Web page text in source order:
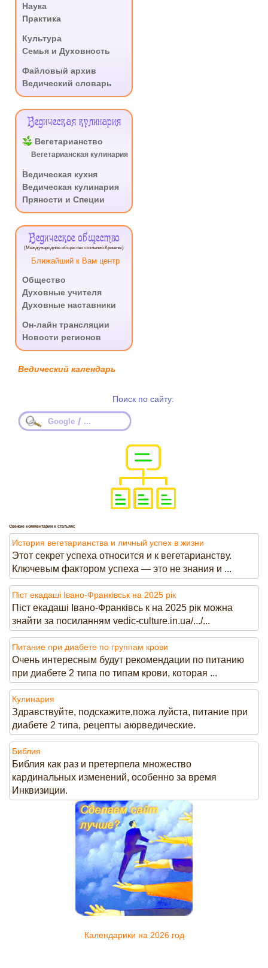
Наука
Практика
Культура
Семья и Духовность
Файловый архив
Ведический словарь
Ведическая кулинария
Вегетарианство
Вегетарианская кулинария
Ведическая кухня
Ведическая кулинария
Пряности и Специи
Ведическое общество
(Международное общество сознания Кришны)
Ближайший к Вам центр
Общество
Духовные учителя
Духовные наставники
Он-лайн трансляции
Новости регионов
Ведический календарь
Поиск по сайту:
Google / ...
Свежие комментарии к статьям:
История вегетарианства и личный успех в жизни
Этот секрет успеха относится и к вегетарианству.
Ключевым фактором успеха — это не знания и ...
Піст екадаші Івано-Франківськ на 2025 рік
Піст екадаші Івано-Франківсь к на 2025 рік можна
знайти за посиланням vedic-culture.in.ua/.../...
Питание при диабете по группам крови
Очень интересным будут рекомендации по питанию
при диабете 2 типа по типам крови, которая ...
Кулинария
Здравствуйте, подскажите,пожа луйста, питание при
диабете 2 типа, рецепты аюрведические.
Библия
Библия как раз и претерпела множество
кардинальных изменений, особенно за время
Инквизиции.
Календарики на 2026 год